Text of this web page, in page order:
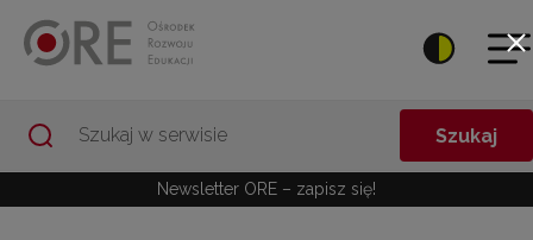
Szukaj
Newsletter ORE – zapisz się!